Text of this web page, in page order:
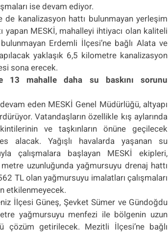
ise devam ediyor.
kanalizasyon hattı bulunmayan yerleşim
MESKİ, mahalleyi ihtiyacı olan kaliteli
Erdemli İlçesi’ne bağlı Alata ve
yaklaşık 6,5 kilometre kanalizasyon
sona erecek.
13 mahalle daha su baskını sorunu
eden MESKİ Genel Müdürlüğü, altyapı
Vatandaşların özellikle kış aylarında
ve taşkınların önüne geçilecek
alacak. Yağışlı havalarda yaşanan su
çalışmalara başlayan MESKİ ekipleri,
uzunluğunda yağmursuyu drenaj hattı
TL olan yağmursuyu imalatları çalışmaları
etkilenmeyecek.
İlçesi Güneş, Şevket Sümer ve Gündoğdu
yağmursuyu menfezi ile bölgenin uzun
çözüm getirilecek. Mezitli İlçesi’ne bağlı